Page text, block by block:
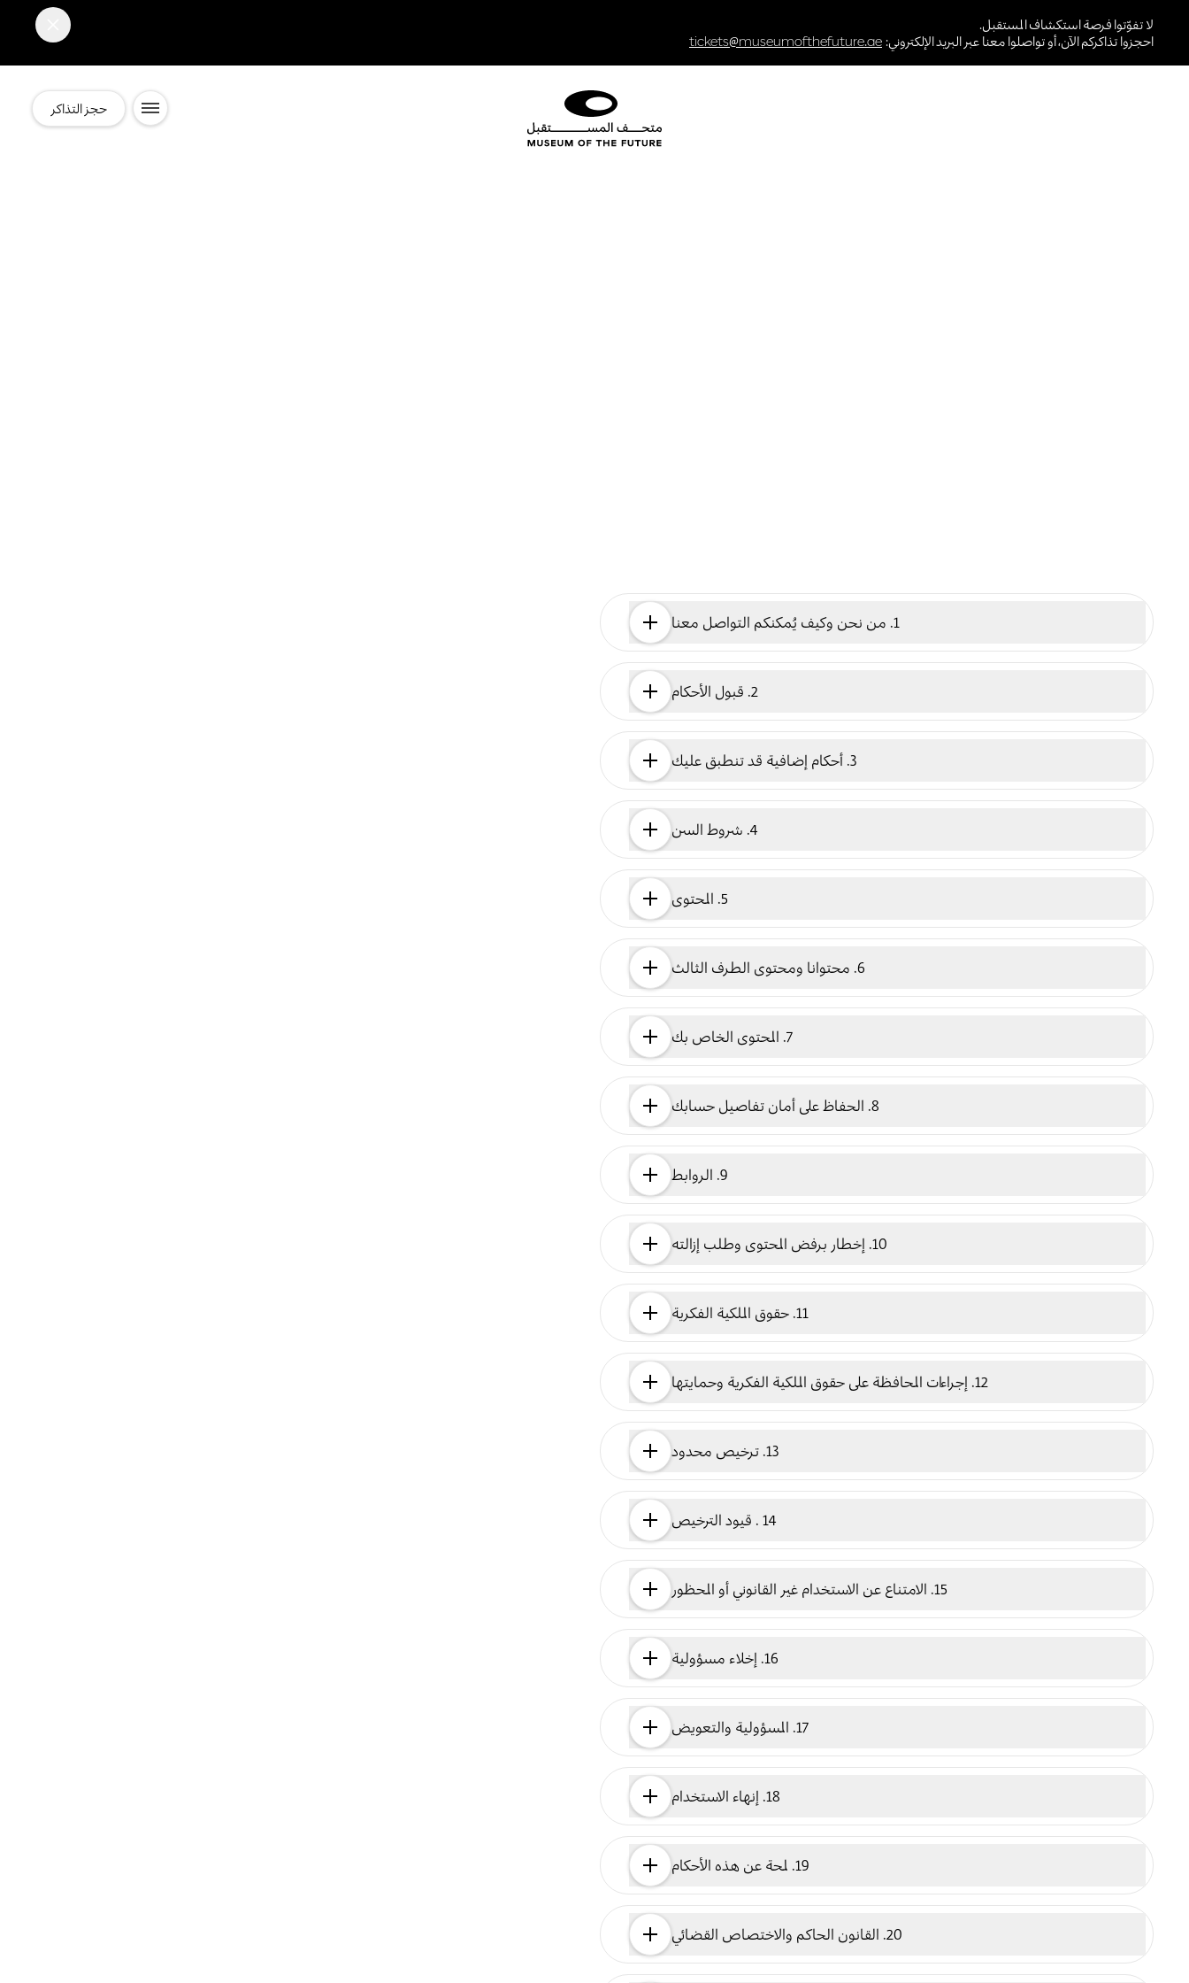
لا تفوّتوا فرصة استكشاف المستقبل.
احجزوا تذاكركم الآن، أو تواصلوا معنا عبر البريد الإلكتروني: tickets@museumofthefuture.ae
حجز التذاكر
1. من نحن وكيف يُمكنكم التواصل معنا
2. قبول الأحكام
3. أحكام إضافية قد تنطبق عليك
4. شروط السن
5. المحتوى
6. محتوانا ومحتوى الطرف الثالث
7. المحتوى الخاص بك
8. الحفاظ على أمان تفاصيل حسابك
9. الروابط
10. إخطار برفض المحتوى وطلب إزالته
11. حقوق الملكية الفكرية
12. إجراءات المحافظة على حقوق الملكية الفكرية وحمايتها
13. ترخيص محدود
14 . قيود الترخيص
15. الامتناع عن الاستخدام غير القانوني أو المحظور
16. إخلاء مسؤولية
17. المسؤولية والتعويض
18. إنهاء الاستخدام
19. لمحة عن هذه الأحكام
20. القانون الحاكم والاختصاص القضائي